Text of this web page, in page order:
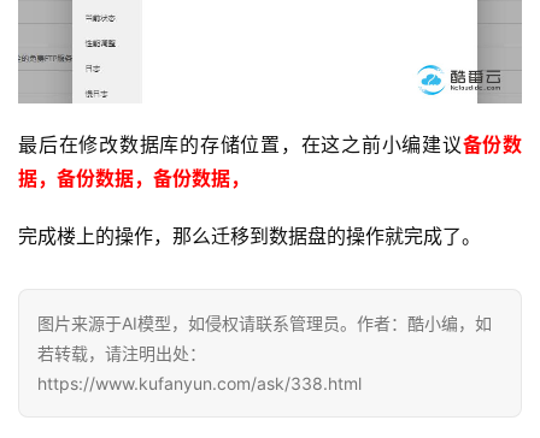
关
们
最后在修改数据库的存储位置，在这之前小编建议备份数
据，备份数据，备份数据，
完成楼上的操作，那么迁移到数据盘的操作就完成了。
图片来源于AI模型，如侵权请联系管理员。作者：酷小编，如
若转载，请注明出处：
https://www.kufanyun.com/ask/338.html